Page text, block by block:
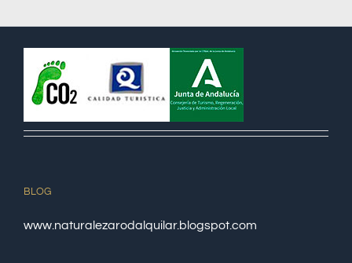
BLOG
www.naturalezarodalquilar.blogspot.com